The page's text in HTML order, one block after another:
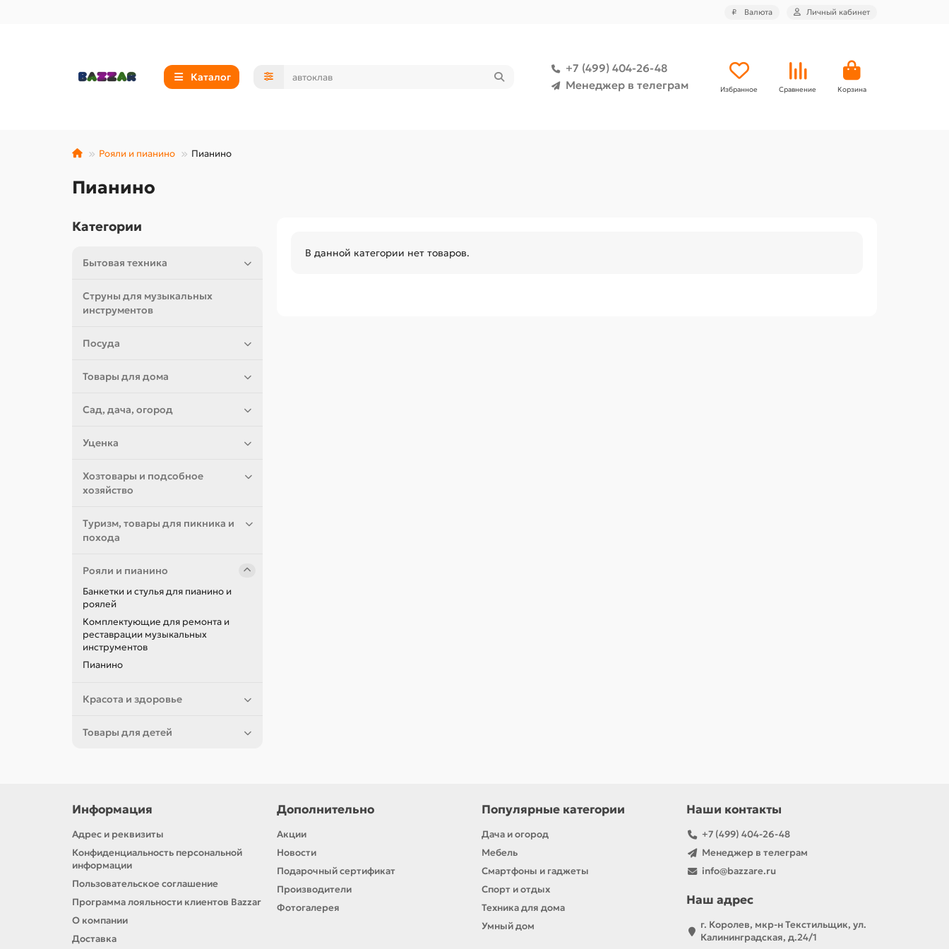
₽ Валюта Личный кабинет
Каталог
+7 (499) 404-26-48
Менеджер в телеграм
Избранное Сравнение Корзина
Рояли и пианино Пианино
Пианино
Категории
Бытовая техника
Струны для музыкальных
инструментов
Посуда
Товары для дома
Сад, дача, огород
Уценка
Хозтовары и подсобное
хозяйство
Туризм, товары для пикника и
похода
Рояли и пианино
Банкетки и стулья для пианино и
роялей
Комплектующие для ремонта и
реставрации музыкальных
инструментов
Пианино
Красота и здоровье
Товары для детей
В данной категории нет товаров.
Информация
Адрес и реквизиты
Конфиденциальность персональной
информации
Пользовательское соглашение
Программа лояльности клиентов Bazzar
О компании
Доставка
Дополнительно
Акции
Новости
Подарочный сертификат
Производители
Фотогалерея
Популярные категории
Дача и огород
Мебель
Смартфоны и гаджеты
Спорт и отдых
Техника для дома
Умный дом
Наши контакты
+7 (499) 404-26-48
Менеджер в телеграм
info@bazzare.ru
Наш адрес
г. Королев, мкр-н Текстильщик, ул.
Калининградская, д.24/1